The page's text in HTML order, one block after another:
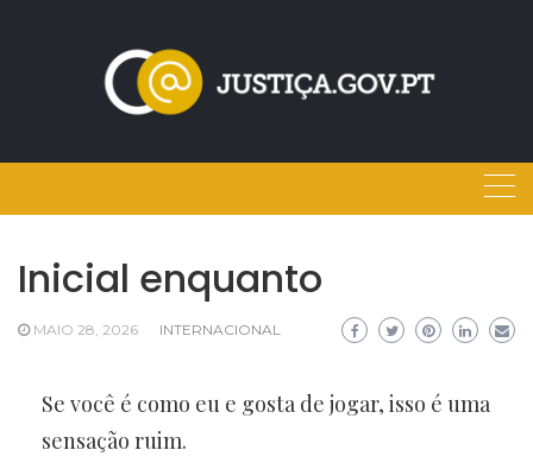
Inicial enquanto
MAIO 28, 2026 INTERNACIONAL
Se você é como eu e gosta de jogar, isso é uma
sensação ruim.